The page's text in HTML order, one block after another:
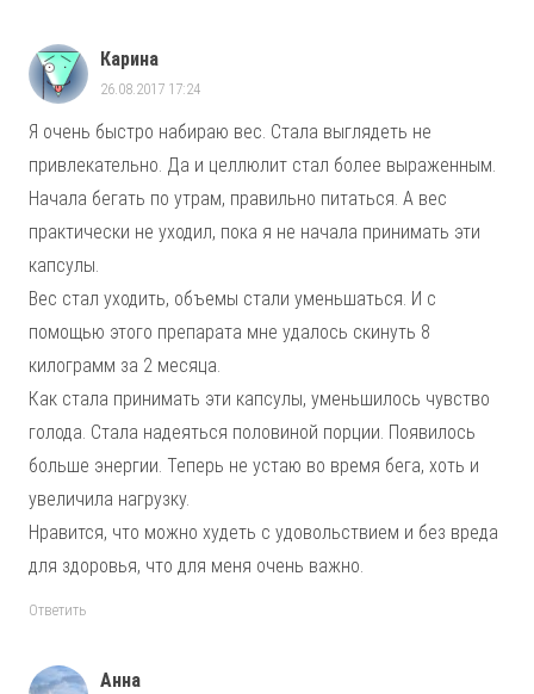
Карина
26.08.2017 17:24
Я очень быстро набираю вес. Стала выглядеть не
привлекательно. Да и целлюлит стал более выраженным.
Начала бегать по утрам, правильно питаться. А вес
практически не уходил, пока я не начала принимать эти
капсулы.
Вес стал уходить, объемы стали уменьшаться. И с
помощью этого препарата мне удалось скинуть 8
килограмм за 2 месяца.
Как стала принимать эти капсулы, уменьшилось чувство
голода. Стала надеяться половиной порции. Появилось
больше энергии. Теперь не устаю во время бега, хоть и
увеличила нагрузку.
Нравится, что можно худеть с удовольствием и без вреда
для здоровья, что для меня очень важно.
Ответить
Анна